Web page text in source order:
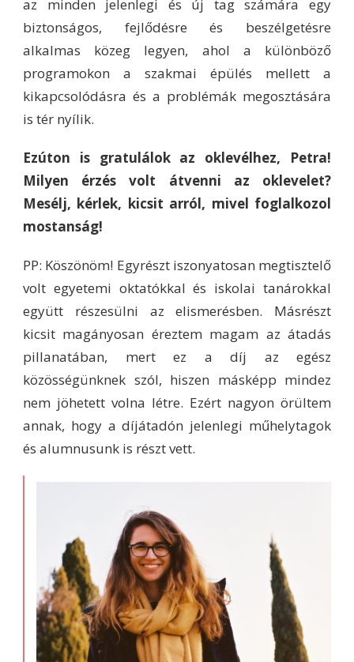
az minden jelenlegi és új tag számára egy
biztonságos, fejlődésre és beszélgetésre
alkalmas közeg legyen, ahol a különböző
programokon a szakmai épülés mellett a
kikapcsolódásra és a problémák megosztására
is tér nyílik.
Ezúton is gratulálok az oklevélhez, Petra!
Milyen érzés volt átvenni az oklevelet?
Mesélj, kérlek, kicsit arról, mivel foglalkozol
mostanság!
PP: Köszönöm! Egyrészt iszonyatosan megtisztelő
volt egyetemi oktatókkal és iskolai tanárokkal
együtt részesülni az elismerésben. Másrészt
kicsit magányosan éreztem magam az átadás
pillanatában, mert ez a díj az egész
közösségünknek szól, hiszen másképp mindez
nem jöhetett volna létre. Ezért nagyon örültem
annak, hogy a díjátadón jelenlegi műhelytagok
és alumnusunk is részt vett.